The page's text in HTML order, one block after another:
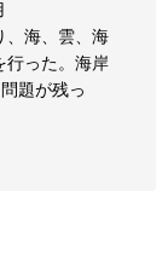
、海、雲、海
行った。海岸
題が残っ